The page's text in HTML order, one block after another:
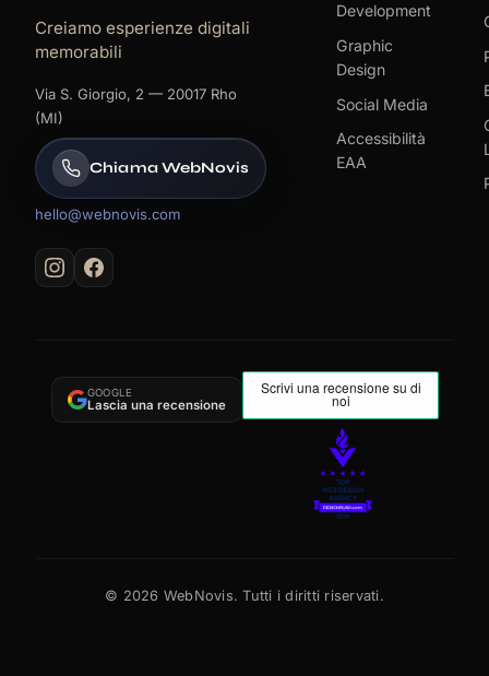
Creiamo esperienze digitali
memorabili
Via S. Giorgio, 2 — 20017 Rho
(MI)
Chiama WebNovis
hello@webnovis.com
Development
Graphic
Design
Social Media
Accessibilità
EAA
GOOGLE
Lascia una recensione
© 2026 WebNovis. Tutti i diritti riservati.